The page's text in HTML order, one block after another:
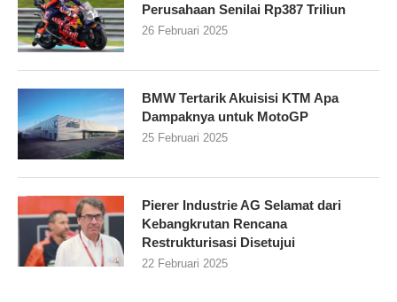
Perusahaan Senilai Rp387 Triliun
26 Februari 2025
BMW Tertarik Akuisisi KTM Apa
Dampaknya untuk MotoGP
25 Februari 2025
Pierer Industrie AG Selamat dari
Kebangkrutan Rencana
Restrukturisasi Disetujui
22 Februari 2025